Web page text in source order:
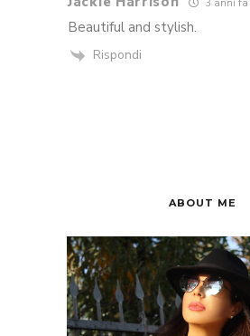
3 anni fa
Beautiful and stylish.
Rispondi
ABOUT ME